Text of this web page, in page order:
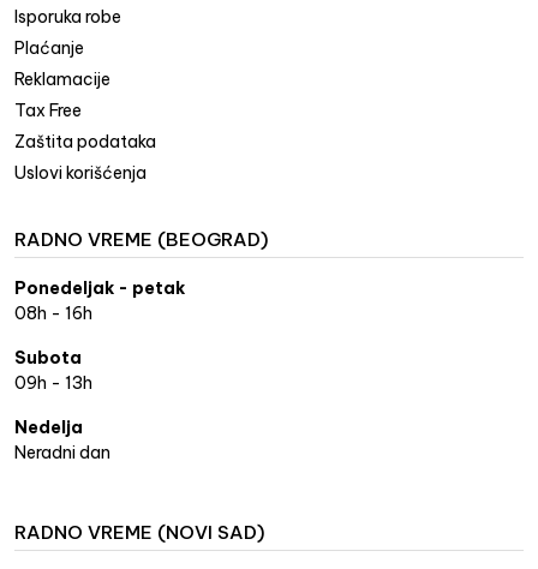
Isporuka robe
Plaćanje
Reklamacije
Tax Free
Zaštita podataka
Uslovi korišćenja
RADNO VREME (BEOGRAD)
Ponedeljak - petak
08h - 16h
Subota
09h - 13h
Nedelja
Neradni dan
RADNO VREME (NOVI SAD)